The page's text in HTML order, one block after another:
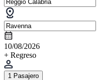
10/08/2026
+ Regreso
1 Pasajero